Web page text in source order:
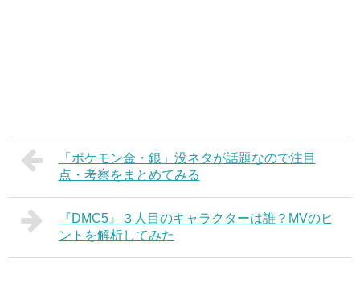
「ポケモン金・銀」没ネタが話題なので注目
点・考察をまとめてみる
『DMC5』３人目のキャラクターは誰？MVのヒ
ントを解析してみた